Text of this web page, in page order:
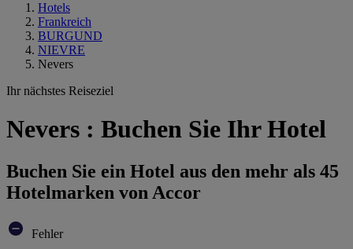
Hotels
Frankreich
BURGUND
NIEVRE
Nevers
Ihr nächstes Reiseziel
Nevers : Buchen Sie Ihr Hotel
Buchen Sie ein Hotel aus den mehr als 45
Hotelmarken von Accor
Fehler